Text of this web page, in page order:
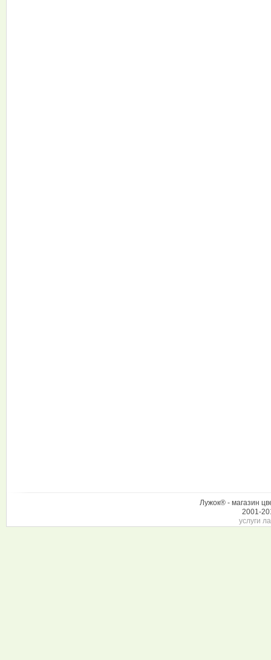
Лужок® - магазин
2001-
услуги